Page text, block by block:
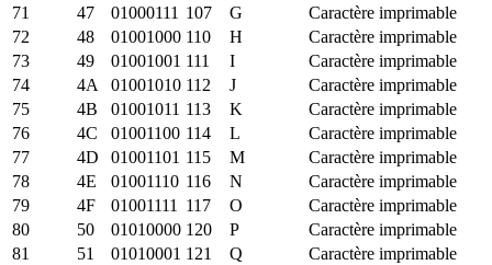
71
47 01000111 107 G
Caractère imprimable
72
48 01001000 110 H
Caractère imprimable
73
49 01001001 111 I
Caractère imprimable
74
4A 01001010 112 J
Caractère imprimable
75
4B 01001011 113 K
Caractère imprimable
76
4C 01001100 114 L
Caractère imprimable
77
4D 01001101 115 M
Caractère imprimable
78
4E 01001110 116 N
Caractère imprimable
79
4F 01001111 117 O
Caractère imprimable
80
50 01010000 120 P
Caractère imprimable
81
51 01010001 121 Q
Caractère imprimable